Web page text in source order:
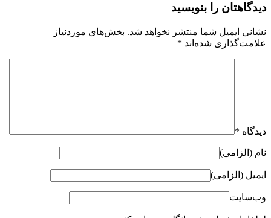
دیدگاهتان را بنویسید
نشانی ایمیل شما منتشر نخواهد شد. بخش‌های موردنیاز
علامت‌گذاری شده‌اند *
دیدگاه *
نام (الزامی)
ایمیل (الزامی)
وب‌سایت